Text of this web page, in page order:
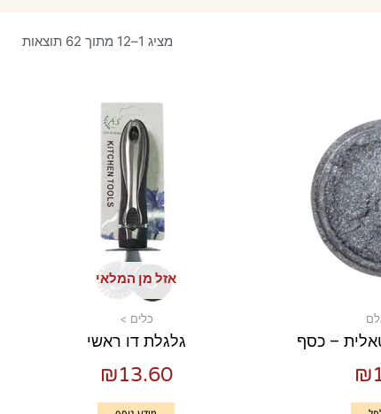
מציג 1–12 מתוך 62 תוצאות
– כסף
₪
אזל מן המלאי
כלים >
גלגלת דו ראשי
₪13.60